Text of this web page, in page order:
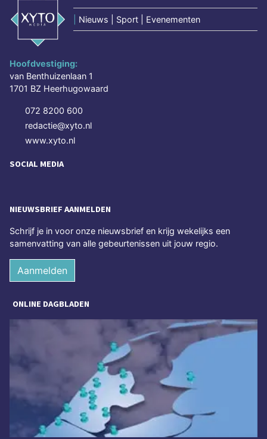
Nieuws | Sport | Evenementen
Hoofdvestiging:
van Benthuizenlaan 1
1701 BZ Heerhugowaard
072 8200 600
redactie@xyto.nl
www.xyto.nl
SOCIAL MEDIA
NIEUWSBRIEF AANMELDEN
Schrijf je in voor onze nieuwsbrief en krijg wekelijks een
samenvatting van alle gebeurtenissen uit jouw regio.
Aanmelden
ONLINE DAGBLADEN